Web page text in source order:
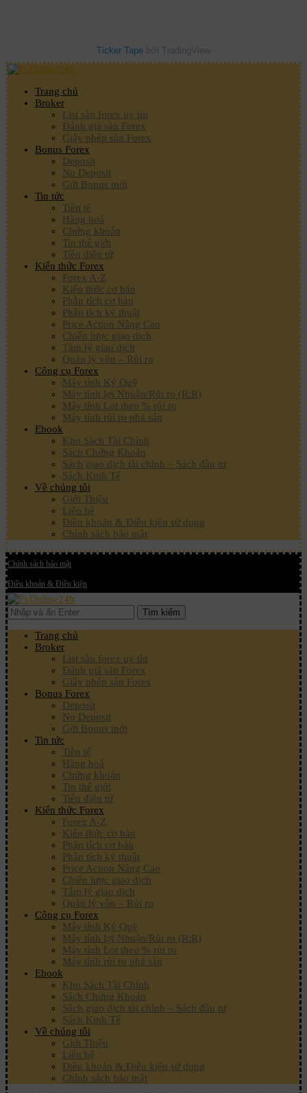
Ticker Tape bởi TradingView
Trang chủ
Broker
List sàn forex uy tín
Đánh giá sàn Forex
Giấy phép sàn Forex
Bonus Forex
Deposit
No Deposit
Gửi Bonus mới
Tin tức
Tiền tệ
Hàng hoá
Chứng khoán
Tin thế giới
Tiền điện tử
Kiến thức Forex
Forex A-Z
Kiến thức cơ bản
Phân tích cơ bản
Phân tích kỹ thuật
Price Action Nâng Cao
Chiến lược giao dịch
Tâm lý giao dịch
Quản lý vốn – Rủi ro
Công cụ Forex
Máy tính Ký Quỹ
Máy tính lợi Nhuận/Rủi ro (R:R)
Máy tính Lot theo % rủi ro
Máy tính rủi ro phá sản
Ebook
Kho Sách Tài Chính
Sách Chứng Khoán
Sách giao dịch tài chính – Sách đầu tư
Sách Kinh Tế
Về chúng tôi
Giới Thiệu
Liên hệ
Điều khoản & Điều kiện sử dụng
Chính sách bảo mật
Chính sách bảo mật
Điều khoản & Điều kiện
Tìm kiếm
Trang chủ
Broker
List sàn forex uy tín
Đánh giá sàn Forex
Giấy phép sàn Forex
Bonus Forex
Deposit
No Deposit
Gửi Bonus mới
Tin tức
Tiền tệ
Hàng hoá
Chứng khoán
Tin thế giới
Tiền điện tử
Kiến thức Forex
Forex A-Z
Kiến thức cơ bản
Phân tích cơ bản
Phân tích kỹ thuật
Price Action Nâng Cao
Chiến lược giao dịch
Tâm lý giao dịch
Quản lý vốn – Rủi ro
Công cụ Forex
Máy tính Ký Quỹ
Máy tính lợi Nhuận/Rủi ro (R:R)
Máy tính Lot theo % rủi ro
Máy tính rủi ro phá sản
Ebook
Kho Sách Tài Chính
Sách Chứng Khoán
Sách giao dịch tài chính – Sách đầu tư
Sách Kinh Tế
Về chúng tôi
Giới Thiệu
Liên hệ
Điều khoản & Điều kiện sử dụng
Chính sách bảo mật